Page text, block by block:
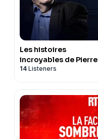
Les histoires
incroyables de Pierre
Bellemare
14 Listeners